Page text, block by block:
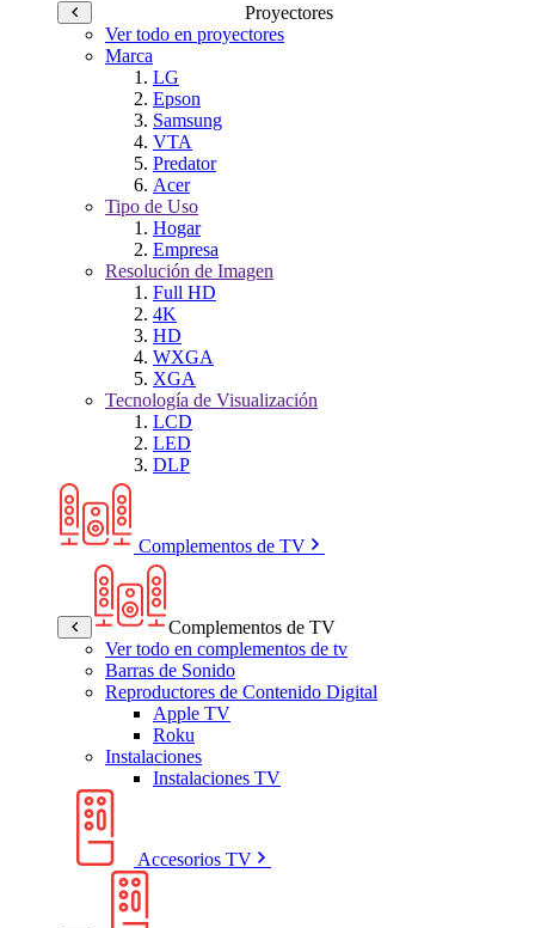
Proyectores
Ver todo en proyectores
Marca
LG
Epson
Samsung
VTA
Predator
Acer
Tipo de Uso
Hogar
Empresa
Resolución de Imagen
Full HD
4K
HD
WXGA
XGA
Tecnología de Visualización
LCD
LED
DLP
Complementos de TV
Complementos de TV
Ver todo en complementos de tv
Barras de Sonido
Reproductores de Contenido Digital
Apple TV
Roku
Instalaciones
Instalaciones TV
Accesorios TV